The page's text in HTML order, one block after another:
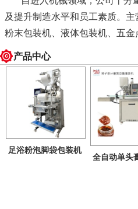
及提升制造水平和员工素质。主
粉末包装机、液体包装机、五
收缩包装机、定量电子秤以及生
十多个品种。所有产品均按照
于食品化工、医药、调味品、
为您提供生产过程中控制、配
套称重控制系统解决方案。
公司将一如既往恪守“优质、
持“质量第一、诚信待人、创新
产品中心
足浴粉泡脚袋包装机
全自动单头